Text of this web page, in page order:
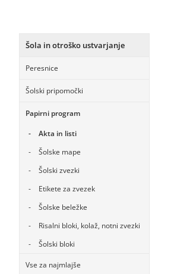
Šola in otroško ustvarjanje
Peresnice
Šolski pripomočki
Papirni program
Akta in listi
Šolske mape
Šolski zvezki
Etikete za zvezek
Šolske beležke
Risalni bloki, kolaž, notni zvezki
Šolski bloki
Vse za najmlajše